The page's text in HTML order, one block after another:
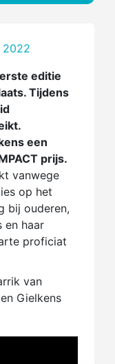
2022
editie
Tijdens
een
prijs.
vanwege
op het
bij ouderen,
en haar
proficiat
van
Gielkens